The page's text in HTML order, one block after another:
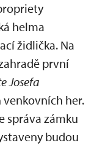
helma
židlička. Na
první
Josefa
venkovních her.
správa zámku
budou